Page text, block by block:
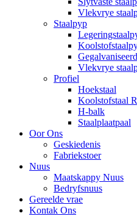
Vlekvrye
Staalpyp
Vlekvrye
Profiel
Hoekstaal
Koolstofstaal
H-balk
Staalplaatpaal
Oor Ons
Geskiedenis
Fabriekstoer
Nuus
Maatskappy Nuus
Bedryfsnuus
Gereelde vrae
Kontak Ons